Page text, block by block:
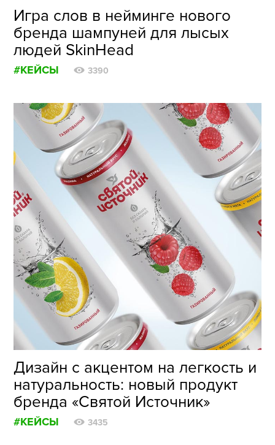
Игра слов в нейминге нового
бренда шампуней для лысых
людей SkinHead
#КЕЙСЫ 3390
Дизайн с акцентом на легкость и
натуральность: новый продукт
бренда «Святой Источник»
#КЕЙСЫ 3435
О ПРОЕКТЕ
РЕКЛАМА